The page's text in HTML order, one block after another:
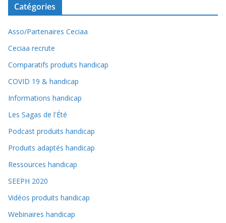
Catégories
Asso/Partenaires Ceciaa
Ceciaa recrute
Comparatifs produits handicap
COVID 19 & handicap
Informations handicap
Les Sagas de l'Été
Podcast produits handicap
Produits adaptés handicap
Ressources handicap
SEEPH 2020
Vidéos produits handicap
Webinaires handicap